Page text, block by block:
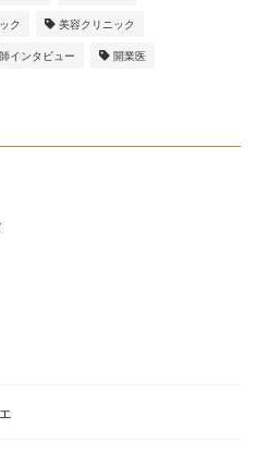
ク 美容クリニック
インタビュー 開業医